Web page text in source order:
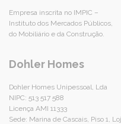
Empresa inscrita no IMPIC –
Instituto dos Mercados Públicos,
do Mobiliário e da Construção.
Dohler Homes
Dohler Homes Unipessoal, Lda
NIPC: 513 517 588
Licença AMI 11333
Sede: Marina de Cascais, Piso 1,